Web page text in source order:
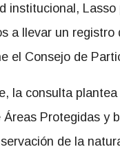
institucional,
a llevar un
el Consejo de
la consulta
Protegidas y
de la